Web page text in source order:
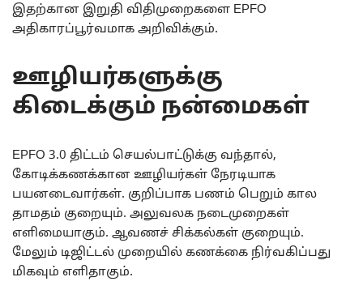
இதற்கான இறுதி விதிமுறைகளை EPFO
அதிகாரப்பூர்வமாக அறிவிக்கும்.
ஊழியர்களுக்கு
கிடைக்கும் நன்மைகள்
EPFO 3.0 திட்டம் செயல்பாட்டுக்கு வந்தால்,
கோடிக்கணக்கான ஊழியர்கள் நேரடியாக
பயனடைவார்கள். குறிப்பாக பணம் பெறும் கால
தாமதம் குறையும். அலுவலக நடைமுறைகள்
எளிமையாகும். ஆவணச் சிக்கல்கள் குறையும்.
மேலும் டிஜிட்டல் முறையில் கணக்கை நிர்வகிப்பது
மிகவும் எளிதாகும்.